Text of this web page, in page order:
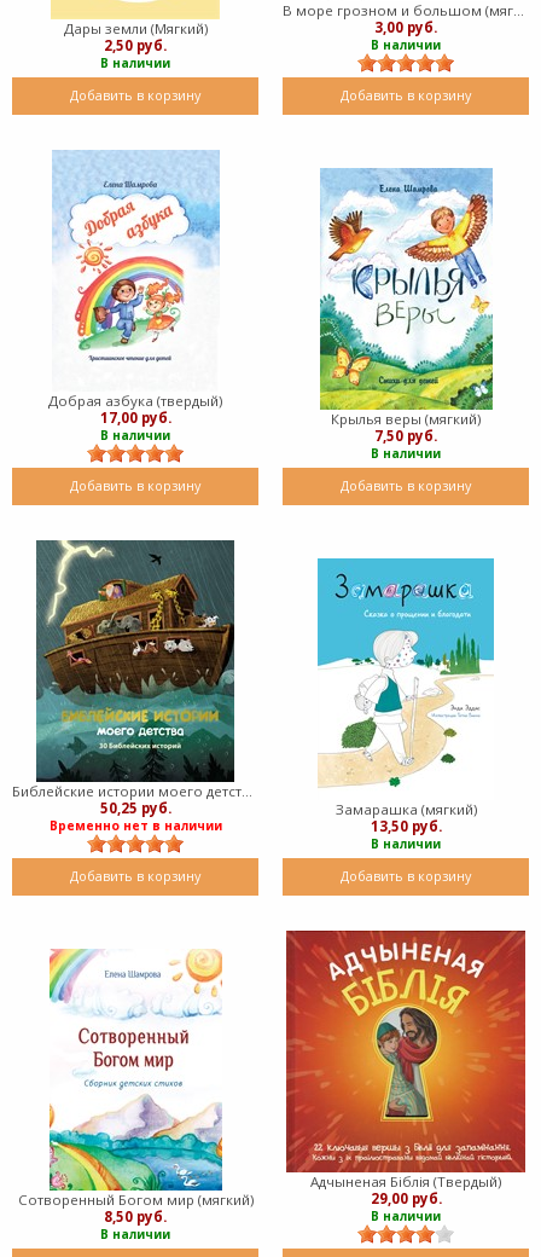
Дары земли (Мягкий)
2,50 руб.
В наличии
Добавить в корзину
В море грозном и большом (мягкий)
3,00 руб.
В наличии
Добавить в корзину
Добрая азбука (твердый)
17,00 руб.
В наличии
Добавить в корзину
Крылья веры (мягкий)
7,50 руб.
В наличии
Добавить в корзину
Библейские истории моего детства (Твердый в суперобложке)
50,25 руб.
Временно нет в наличии
Добавить в корзину
Замарашка (мягкий)
13,50 руб.
В наличии
Добавить в корзину
Сотворенный Богом мир (мягкий)
8,50 руб.
В наличии
Адчыненая Бiблiя (Твердый)
29,00 руб.
В наличии